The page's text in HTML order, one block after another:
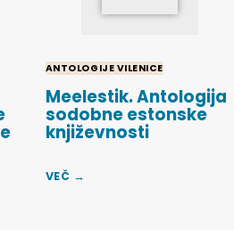
ANTOLOGIJE VILENICE
Meelestik. Antologija
sodobne estonske
književnosti
VEČ →